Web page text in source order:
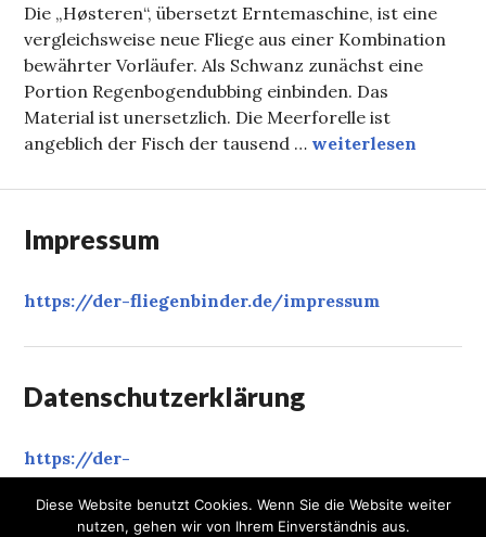
Die „Høsteren“, übersetzt Erntemaschine, ist eine
vergleichsweise neue Fliege aus einer Kombination
bewährter Vorläufer. Als Schwanz zunächst eine
Portion Regenbogendubbing einbinden. Das
Material ist unersetzlich. Die Meerforelle ist
angeblich der Fisch der tausend … Tausend Würfe!
weiterlesen
Impressum
https://der-fliegenbinder.de/impressum
Datenschutzerklärung
https://der-
fliegenbinder.de/datenschutzerklaerung‎
Diese Website benutzt Cookies. Wenn Sie die Website weiter
nutzen, gehen wir von Ihrem Einverständnis aus.